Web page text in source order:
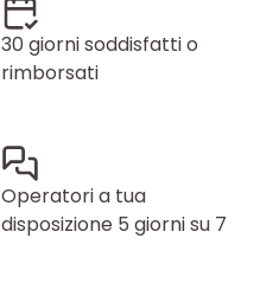
30 giorni soddisfatti o
rimborsati
Operatori a tua
disposizione 5 giorni su 7